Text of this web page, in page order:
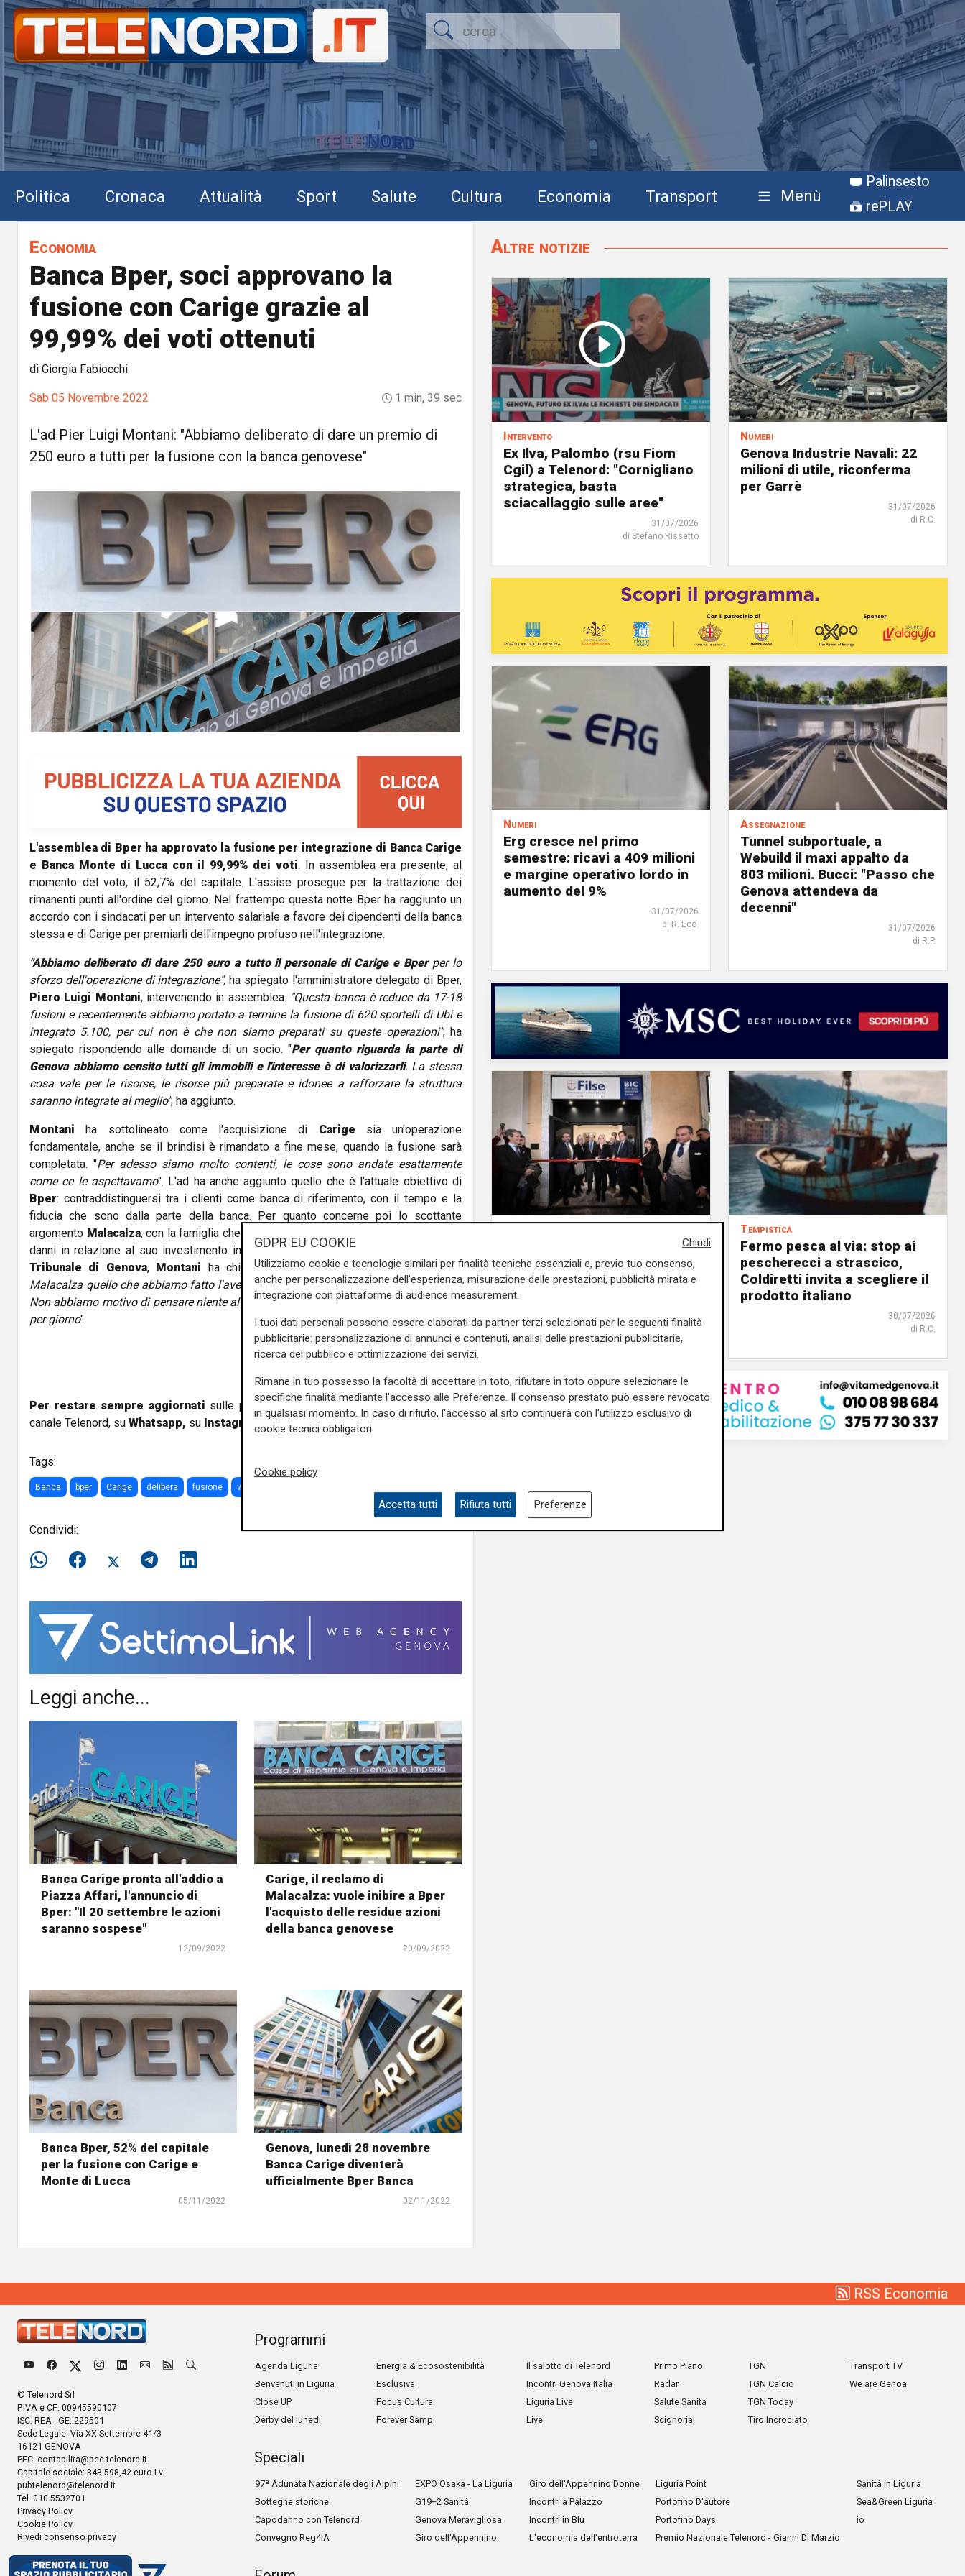
Politica Cronaca Attualità Sport Salute Cultura Economia Transport Menù
Palinsesto
rePLAY
Economia
Banca Bper, soci approvano la
fusione con Carige grazie al
99,99% dei voti ottenuti
di Giorgia Fabiocchi
Sab 05 Novembre 2022 1 min, 39 sec
L'ad Pier Luigi Montani: "Abbiamo deliberato di dare un premio di
250 euro a tutti per la fusione con la banca genovese"
L'assemblea di Bper ha approvato la fusione per integrazione di Banca Carige
e Banca Monte di Lucca con il 99,99% dei voti. In assemblea era presente, al
momento del voto, il 52,7% del capitale. L'assise prosegue per la trattazione dei
rimanenti punti all'ordine del giorno. Nel frattempo questa notte Bper ha raggiunto un
accordo con i sindacati per un intervento salariale a favore dei dipendenti della banca
stessa e di Carige per premiarli dell'impegno profuso nell'integrazione.
"Abbiamo deliberato di dare 250 euro a tutto il personale di Carige e Bperper lo
sforzo dell'operazione di integrazione", ha spiegato l'amministratore delegato di Bper,
Piero Luigi Montani, intervenendo in assemblea. "Questa banca è reduce da 17-18
fusioni e recentemente abbiamo portato a termine la fusione di 620 sportelli di Ubi e
integrato 5.100, per cui non è che non siamo preparati su queste operazioni", ha
spiegato rispondendo alle domande di un socio. "Per quanto riguarda la parte di
Genova abbiamo censito tutti gli immobili e l'interesse è di valorizzarli. La stessa
cosa vale per le risorse, le risorse più preparate e idonee a rafforzare la struttura
saranno integrate al meglio", ha aggiunto.
Montani ha sottolineato come l'acquisizione di Carige sia un'operazione
fondamentale, anche se il brindisi è rimandato a fine mese, quando la fusione sarà
completata. "Per adesso siamo molto contenti, le cose sono andate esattamente
come ce le aspettavamo". L'ad ha anche aggiunto quello che è l'attuale obiettivo di
Bper: contraddistinguersi tra i clienti come banca di riferimento, con il tempo e la
fiducia che sono dalla parte della banca. Per quanto concerne poi lo scottante
argomento Malacalza, con la famiglia che ha richiesto a
danni in relazione al suo investimento in
Carige , vedendo bocciata la richiesta dal
Tribunale di Genova,Montani ha chiosato escludendo ogni transazione: "Con
Malacalza quello che abbiamo fatto l'avete visto e andiamo avanti su questa strada.
Non abbiamo motivo di pensare niente altro, prendiamo le cose e le valutiamo giorno
per giorno".
Per restare sempre aggiornati sulle principali notizie sulla Liguria seguiteci sul
canale Telenord, su Whatsapp, su Instagram su Youtube e su Facebook
Tags:
Banca bper Carige delibera fusione voti
Condividi:
Leggi anche...
Banca Carige pronta all'addio a
Piazza Affari, l'annuncio di
Bper: "Il 20 settembre le azioni
saranno sospese"
12/09/2022
Carige, il reclamo di
Malacalza: vuole inibire a Bper
l'acquisto delle residue azioni
della banca genovese
20/09/2022
Banca Bper, 52% del capitale
per la fusione con Carige e
Monte di Lucca
05/11/2022
Genova, lunedì 28 novembre
Banca Carige diventerà
ufficialmente Bper Banca
02/11/2022
Altre notizie
Intervento
Ex Ilva, Palombo (rsu Fiom
Cgil) a Telenord: "Cornigliano
strategica, basta
sciacallaggio sulle aree"
31/07/2026
di Stefano Rissetto
Numeri
Genova Industrie Navali: 22
milioni di utile, riconferma
per Garrè
31/07/2026
di R.C.
Numeri
Erg cresce nel primo
semestre: ricavi a 409 milioni
e margine operativo lordo in
aumento del 9%
31/07/2026
di R. Eco.
Assegnazione
Tunnel subportuale, a
Webuild il maxi appalto da
803 milioni. Bucci: "Passo che
Genova attendeva da
decenni"
31/07/2026
di R.P.
crescita: gestiti 559 milioni di
euro e 132 milioni di
agevolazioni per la Liguria
31/07/2026
di R.S.
Tempistica
Fermo pesca al via: stop ai
pescherecci a strascico,
Coldiretti invita a scegliere il
prodotto italiano
30/07/2026
di R.C.
RSS Economia
© Telenord Srl
P.IVA e CF: 00945590107
ISC. REA - GE: 229501
Sede Legale: Via XX Settembre 41/3
16121 GENOVA
PEC: contabilita@pec.telenord.it
Capitale sociale: 343.598,42 euro i.v.
pubtelenord@telenord.it
Tel. 010 5532701
Privacy Policy
Cookie Policy
Rivedi consenso privacy
Programmi
Agenda Liguria
Benvenuti in Liguria
Close UP
Derby del lunedì
Energia & Ecosostenibilità
Esclusiva
Focus Cultura
Forever Samp
Il salotto di Telenord
Incontri Genova Italia
Liguria Live
Live
Primo Piano
Radar
Salute Sanità
Scignoria!
TGN
TGN Calcio
TGN Today
Tiro Incrociato
Transport TV
We are Genoa
Speciali
97ª Adunata Nazionale degli Alpini
Botteghe storiche
Capodanno con Telenord
Convegno Reg4IA
EXPO Osaka - La Liguria
G19+2 Sanità
Genova Meravigliosa
Giro dell'Appennino
Giro dell'Appennino Donne
Incontri a Palazzo
Incontri in Blu
L'economia dell'entroterra
Liguria Point
Portofino D'autore
Portofino Days
Premio Nazionale Telenord - Gianni Di Marzio
Sanità in Liguria
Sea&Green Liguria
io
Chiudi
GDPR EU COOKIE
Utilizziamo cookie e tecnologie similari per finalità tecniche essenziali e, previo tuo consenso,
anche per personalizzazione dell'esperienza, misurazione delle prestazioni, pubblicità mirata e
integrazione con piattaforme di audience measurement.
I tuoi dati personali possono essere elaborati da partner terzi selezionati per le seguenti finalità
pubblicitarie: personalizzazione di annunci e contenuti, analisi delle prestazioni pubblicitarie,
ricerca del pubblico e ottimizzazione dei servizi.
Rimane in tuo possesso la facoltà di accettare in toto, rifiutare in toto oppure selezionare le
specifiche finalità mediante l'accesso alle Preferenze. Il consenso prestato può essere revocato
in qualsiasi momento. In caso di rifiuto, l'accesso al sito continuerà con l'utilizzo esclusivo di
cookie tecnici obbligatori.
Cookie policy
Accetta tutti Rifiuta tutti Preferenze